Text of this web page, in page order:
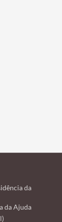
da
da Ajuda